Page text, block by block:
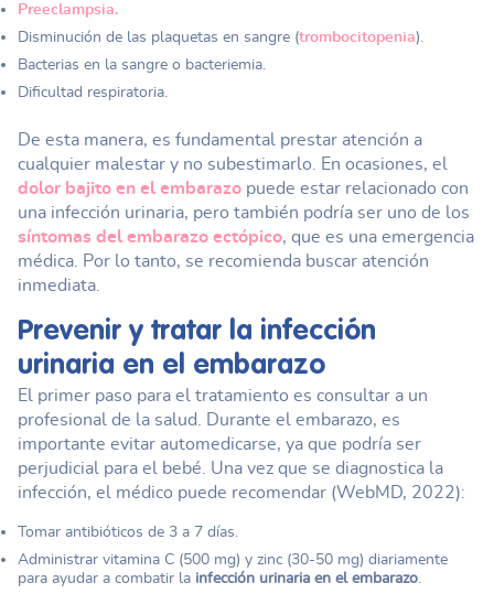
Preeclampsia.
Disminución de las plaquetas en sangre (trombocitopenia).
Bacterias en la sangre o bacteriemia.
Dificultad respiratoria.
De esta manera, es fundamental prestar atención a
cualquier malestar y no subestimarlo. En ocasiones, el
dolor bajito en el embarazo puede estar relacionado con
una infección urinaria, pero también podría ser uno de los
síntomas del embarazo ectópico, que es una emergencia
médica. Por lo tanto, se recomienda buscar atención
inmediata.
Prevenir y tratar la infección
urinaria en el embarazo
El primer paso para el tratamiento es consultar a un
profesional de la salud. Durante el embarazo, es
importante evitar automedicarse, ya que podría ser
perjudicial para el bebé. Una vez que se diagnostica la
infección, el médico puede recomendar (WebMD, 2022):
Tomar antibióticos de 3 a 7 días.
Administrar vitamina C (500 mg) y zinc (30-50 mg) diariamente
para ayudar a combatir la infección urinaria en el embarazo